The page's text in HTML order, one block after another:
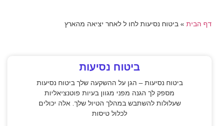
דף הבית » ביטוח נסיעות לחו ל לאחר יציאה מהארץ
ביטוח נסיעות
ביטוח נסיעות – הגן על ההשקעה שלך ביטוח נסיעות
מספק לך הגנה מפני מגוון בעיות פוטנציאליות
שעלולות להשתבש במהלך הטיול שלך. אלה יכולים
לכלול טיסות